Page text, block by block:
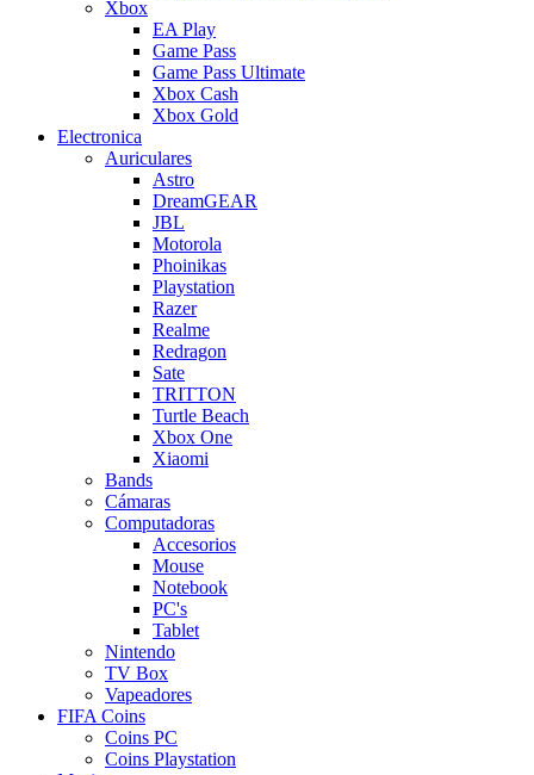
Xbox
EA Play
Game Pass
Game Pass Ultimate
Xbox Cash
Xbox Gold
Electronica
Auriculares
Astro
DreamGEAR
JBL
Motorola
Phoinikas
Playstation
Razer
Realme
Redragon
Sate
TRITTON
Turtle Beach
Xbox One
Xiaomi
Bands
Cámaras
Computadoras
Accesorios
Mouse
Notebook
PC's
Tablet
Nintendo
TV Box
Vapeadores
FIFA Coins
Coins PC
Coins Playstation